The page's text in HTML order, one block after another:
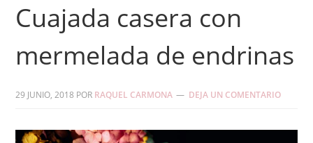
Cuajada casera con
mermelada de endrinas
29 JUNIO, 2018 POR RAQUEL CARMONA DEJA UN COMENTARIO